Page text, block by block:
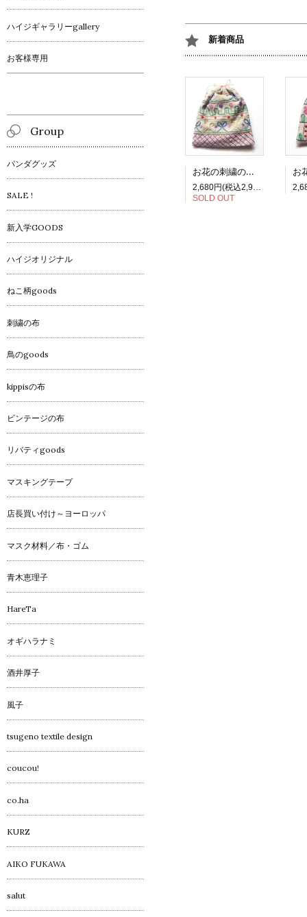
新着商品
お花の刺繍の四角巾着_3 リボン
SOLD OUT
ハイジギャラリーgallery
お客様専用
Group
パンダグッズ
SALE !
新入学GOODS
ハイジオリジナル
ねこ柄goods
刺繍の布
鳥のgoods
kippisの布
ビンテージの布
リバティgoods
マスキングテープ
店長買い付け～ヨーロッパ
マスク材料／布・ゴム
青木恵理子
HareTa
オギハラナミ
酒井厚子
風子
tsugeno textile design
coucou!
co.ha
KURZ
AIKO FUKAWA
salut